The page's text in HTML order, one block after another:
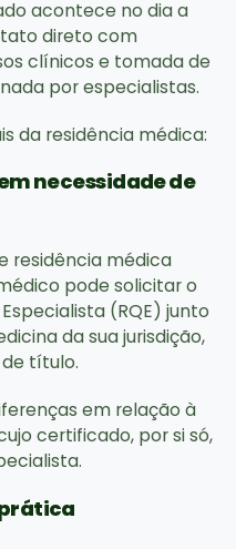
acontece no dia a
direto com
clínicos e tomada de
por especialistas.
da residência médica:
necessidade de
residência médica
pode solicitar o
(RQE) junto
da sua jurisdição,
título.
em relação à
certificado, por si só,